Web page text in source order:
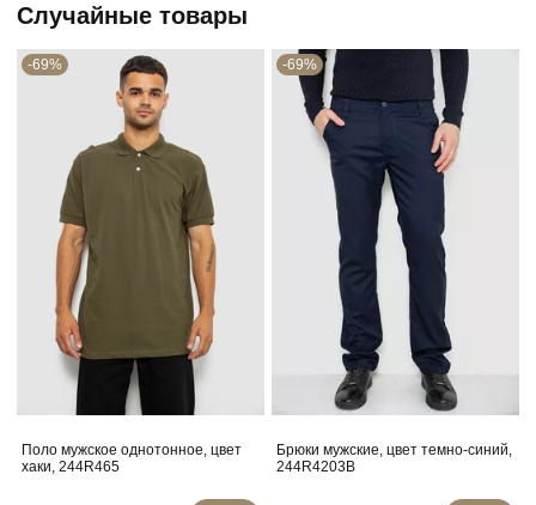
Случайные товары
-69%
Поло мужское однотонное, цвет
хаки, 244R465
-69%
Брюки мужские, цвет темно-синий,
244R4203B